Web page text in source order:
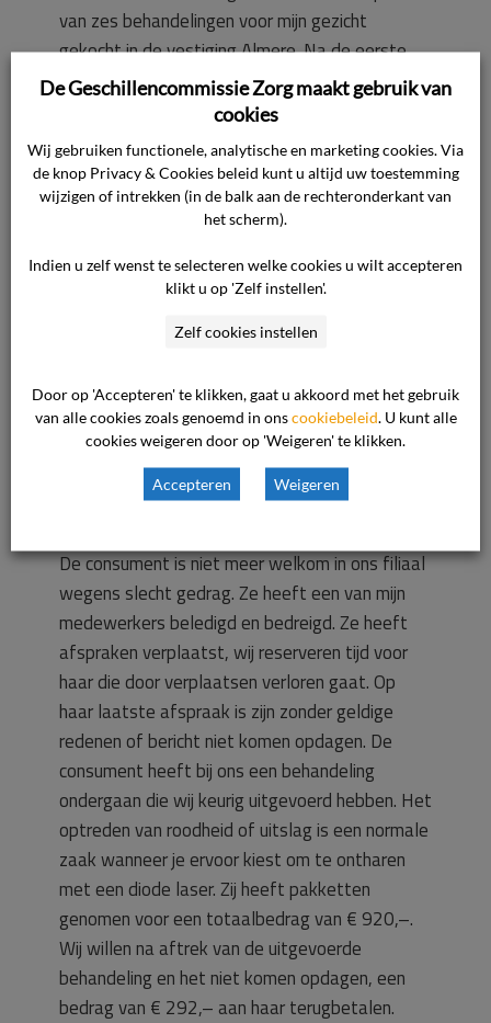
van zes behandelingen voor mijn gezicht
gekocht in de vestiging Almere. Na de eerste
behandeling was mijn huid heel erg beschadigd
door de behandeling en heb ik mijn resterende
geld terug gevraagd. Ik was erg geschrokken
van de behandeling en van de beschadiging. Ik
wilde eventueel in plaats daarvan mijn armen
laten behandelen. Daarvoor had ik een afspraak
gemaakt, maar de zaak was dicht. In mijn leven
ben ik nog nooit zo slecht behandeld. De baas
Ik wil graag mijn geld terug.
Standpunt van de ondernemer
Het standpunt van de ondernemer luidt in
hoofdzaak als volgt.
De consument is niet meer welkom in ons filiaal
wegens slecht gedrag. Ze heeft een van mijn
medewerkers beledigd en bedreigd. Ze heeft
afspraken verplaatst, wij reserveren tijd voor
haar die door verplaatsen verloren gaat. Op
haar laatste afspraak is zijn zonder geldige
redenen of bericht niet komen opdagen. De
consument heeft bij ons een behandeling
ondergaan die wij keurig uitgevoerd hebben. Het
optreden van roodheid of uitslag is een normale
zaak wanneer je ervoor kiest om te ontharen
met een diode laser. Zij heeft pakketten
genomen voor een totaalbedrag van € 920,–.
Wij willen na aftrek van de uitgevoerde
behandeling en het niet komen opdagen, een
bedrag van € 292,– aan haar terugbetalen.
De Geschillencommissie Zorg maakt gebruik van
cookies
Wij gebruiken functionele, analytische en marketing cookies. Via
de knop Privacy & Cookies beleid kunt u altijd uw toestemming
wijzigen of intrekken (in de balk aan de rechteronderkant van
het scherm).
Indien u zelf wenst te selecteren welke cookies u wilt accepteren
klikt u op 'Zelf instellen'.
Zelf cookies instellen
Door op 'Accepteren' te klikken, gaat u akkoord met het gebruik
van alle cookies zoals genoemd in onscookiebeleid . U kunt alle
cookies weigeren door op 'Weigeren' te klikken.
Accepteren Weigeren